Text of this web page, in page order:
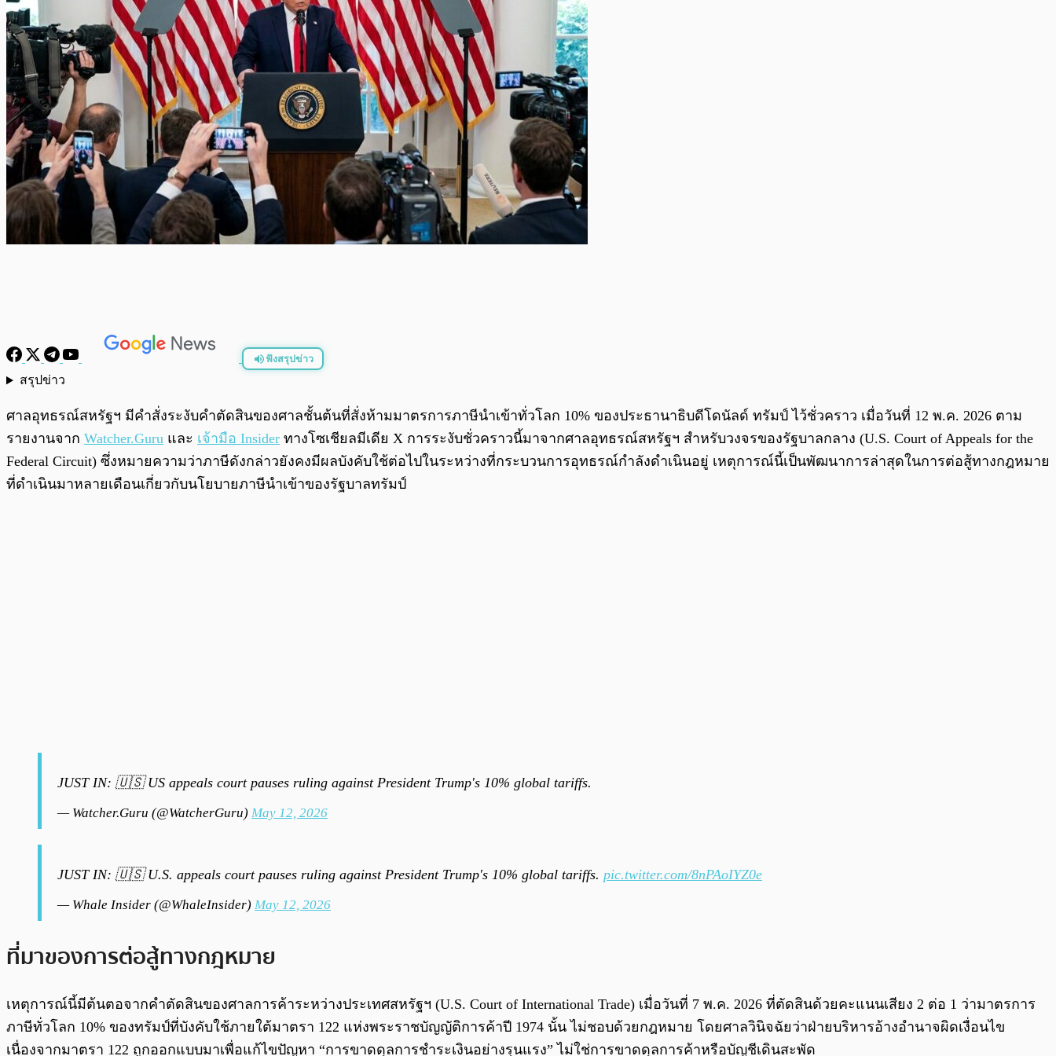
ฟังสรุปข่าว
สรุปข่าว
ศาลอุทธรณ์สหรัฐฯ มีคำสั่งระงับคำตัดสินของศาลชั้นต้นที่สั่งห้ามมาตรการภาษีนำเข้าทั่วโลก 10% ของประธานาธิบดีโดนัลด์ ทรัมป์ ไว้ชั่วคราว เมื่อวันที่ 12 พ.ค. 2026 ตาม
รายงานจาก Watcher.Guru และ เจ้ามือ Insider ทางโซเชียลมีเดีย X การระงับชั่วคราวนี้มาจากศาลอุทธรณ์สหรัฐฯ สำหรับวงจรของรัฐบาลกลาง (U.S. Court of Appeals for the
Federal Circuit) ซึ่งหมายความว่าภาษีดังกล่าวยังคงมีผลบังคับใช้ต่อไปในระหว่างที่กระบวนการอุทธรณ์กำลังดำเนินอยู่ เหตุการณ์นี้เป็นพัฒนาการล่าสุดในการต่อสู้ทางกฎหมาย
ที่ดำเนินมาหลายเดือนเกี่ยวกับนโยบายภาษีนำเข้าของรัฐบาลทรัมป์
JUST IN: 🇺🇸 US appeals court pauses ruling against President Trump's 10% global tariffs.
— Watcher.Guru (@WatcherGuru) May 12, 2026
JUST IN: 🇺🇸 U.S. appeals court pauses ruling against President Trump's 10% global tariffs. pic.twitter.com/8nPAoIYZ0e
— Whale Insider (@WhaleInsider) May 12, 2026
ที่มาของการต่อสู้ทางกฎหมาย
เหตุการณ์นี้มีต้นตอจากคำตัดสินของศาลการค้าระหว่างประเทศสหรัฐฯ (U.S. Court of International Trade) เมื่อวันที่ 7 พ.ค. 2026 ที่ตัดสินด้วยคะแนนเสียง 2 ต่อ 1 ว่ามาตรการ
ภาษีทั่วโลก 10% ของทรัมป์ที่บังคับใช้ภายใต้มาตรา 122 แห่งพระราชบัญญัติการค้าปี 1974 นั้น ไม่ชอบด้วยกฎหมาย โดยศาลวินิจฉัยว่าฝ่ายบริหารอ้างอำนาจผิดเงื่อนไข
เนื่องจากมาตรา 122 ถูกออกแบบมาเพื่อแก้ไขปัญหา “การขาดดุลการชำระเงินอย่างรุนแรง” ไม่ใช่การขาดดุลการค้าหรือบัญชีเดินสะพัด